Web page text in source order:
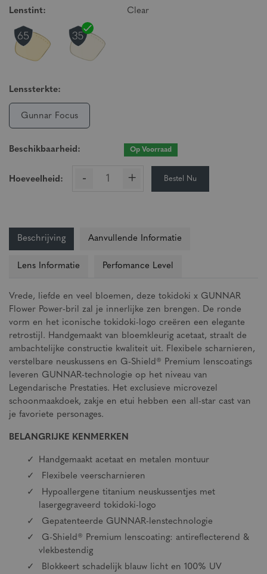
Lenstint: Clear
Lenssterkte:
Gunnar Focus
Beschikbaarheid: Op Voorraad
Hoeveelheid: - + Bestel Nu
Beschrijving Aanvullende Informatie
Lens Informatie Perfomance Level
Vrede, liefde en veel bloemen, deze tokidoki x GUNNAR
Flower Power-bril zal je innerlijke zen brengen. De ronde
vorm en het iconische tokidoki-logo creëren een elegante
retrostijl. Handgemaakt van bloemkleurig acetaat, straalt de
ambachtelijke constructie kwaliteit uit. Flexibele scharnieren,
verstelbare neuskussens en G-Shield® Premium lenscoatings
leveren GUNNAR-technologie op het niveau van
Legendarische Prestaties. Het exclusieve microvezel
schoonmaakdoek, zakje en etui hebben een all-star cast van
je favoriete personages.
BELANGRIJKE KENMERKEN
Handgemaakt acetaat en metalen montuur
Flexibele veerscharnieren
Hypoallergene titanium neuskussentjes met
lasergegraveerd tokidoki-logo
Gepatenteerde GUNNAR-lenstechnologie
G-Shield® Premium lenscoating: antireflecterend &
vlekbestendig
Blokkeert schadelijk blauw licht en 100% UV